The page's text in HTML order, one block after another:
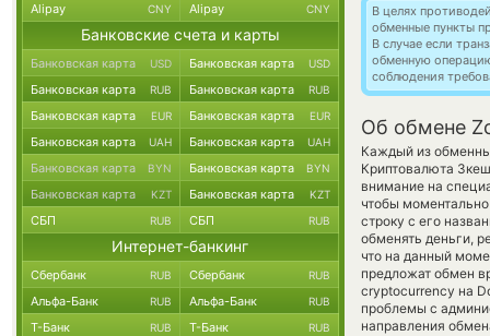
В целях
обменные пункты
В случае если
обменную
соблюдения
Об обмене
Каждый из
Криптовалюта
внимание на
чтобы
строку с его
обменять деньги,
что на данный
предложат обмен
cryptocurrency на
проблемы с
направления
Alipay CNY Alipay CNY
Банковские счета и карты
Банковская карта USD Банковская карта USD
Банковская карта RUB Банковская карта RUB
Банковская карта EUR Банковская карта EUR
Банковская карта UAH Банковская карта UAH
Банковская карта BYN Банковская карта BYN
Банковская карта KZT Банковская карта KZT
СБП RUB СБП RUB
Интернет-банкинг
Сбербанк RUB Сбербанк RUB
Альфа-Банк RUB Альфа-Банк RUB
Т-Банк RUB Т-Банк RUB